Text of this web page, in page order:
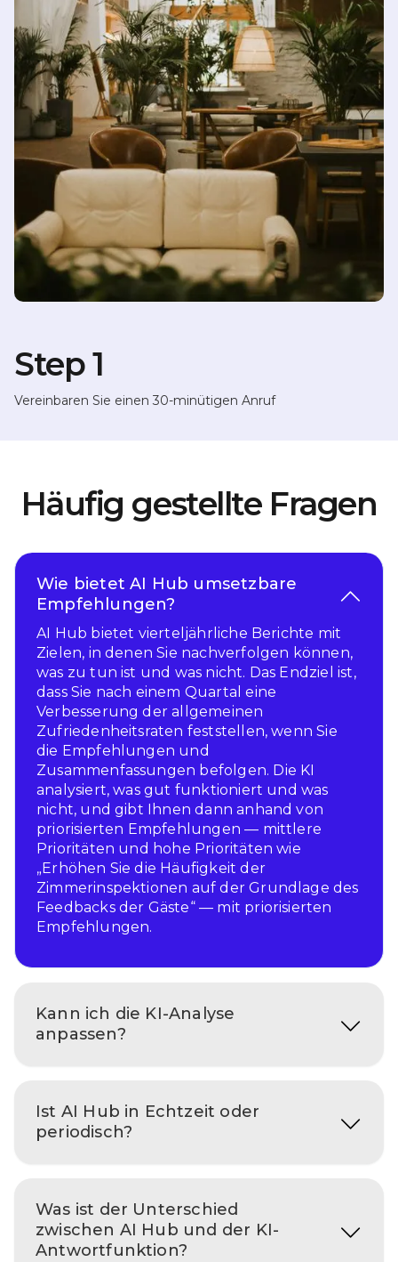
Step 1
Vereinbaren Sie einen 30-minütigen Anruf
Häufig gestellte Fragen
Wie bietet AI Hub umsetzbare
Empfehlungen?
AI Hub bietet vierteljährliche Berichte mit
Zielen, in denen Sie nachverfolgen können,
was zu tun ist und was nicht. Das Endziel ist,
dass Sie nach einem Quartal eine
Verbesserung der allgemeinen
Zufriedenheitsraten feststellen, wenn Sie
die Empfehlungen und
Zusammenfassungen befolgen. Die KI
analysiert, was gut funktioniert und was
nicht, und gibt Ihnen dann anhand von
priorisierten Empfehlungen — mittlere
Prioritäten und hohe Prioritäten wie
„Erhöhen Sie die Häufigkeit der
Zimmerinspektionen auf der Grundlage des
Feedbacks der Gäste“ — mit priorisierten
Empfehlungen.
Kann ich die KI-Analyse
anpassen?
Ist AI Hub in Echtzeit oder
periodisch?
Was ist der Unterschied
zwischen AI Hub und der KI-
Antwortfunktion?